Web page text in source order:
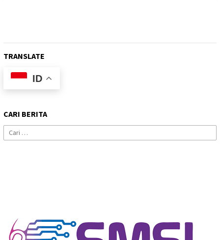
TRANSLATE
ID
CARI BERITA
Cari
untuk: